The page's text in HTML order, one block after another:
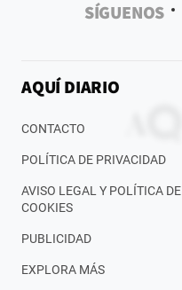
SÍGUENOS
AQUÍ DIARIO
CONTACTO
POLÍTICA DE PRIVACIDAD
AVISO LEGAL Y POLÍTICA DE
COOKIES
PUBLICIDAD
EXPLORA MÁS